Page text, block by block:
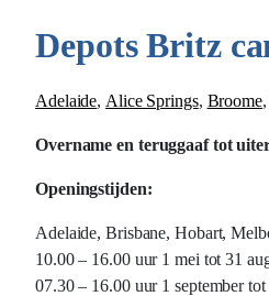
Depots Britz
Adelaide, Alice Springs, Broome,
Overname en teruggaaf tot
Openingstijden:
Adelaide, Brisbane, Hobart,
10.00 – 16.00 uur 1 mei tot 31
07.30 – 16.00 uur 1 september